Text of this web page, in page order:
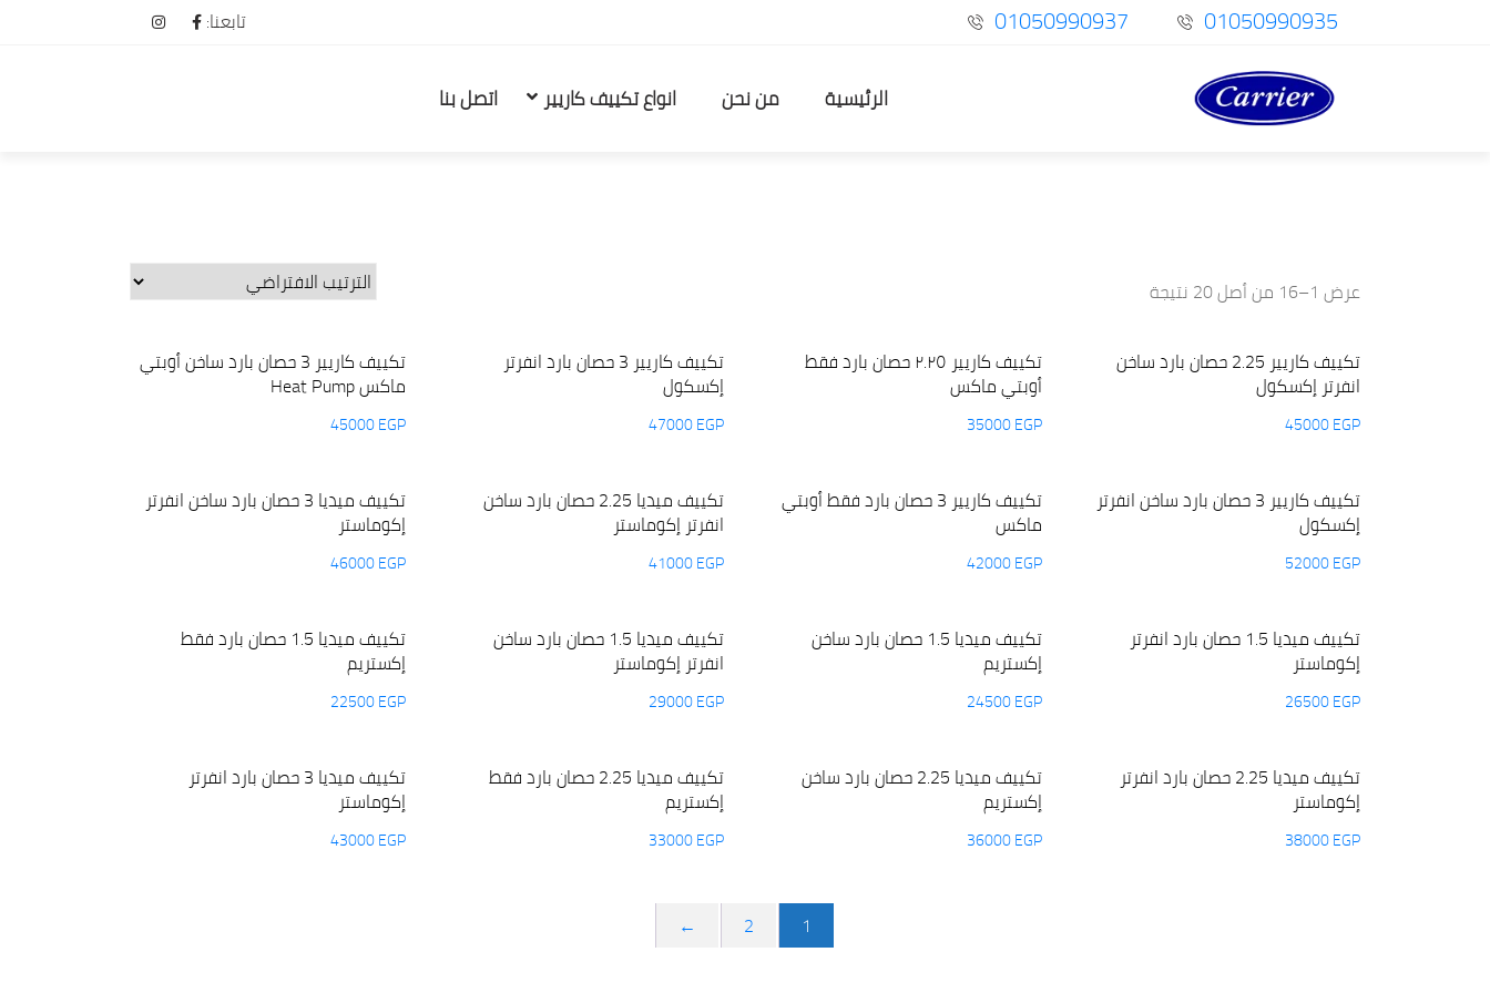
01050990937 01050990935 تابعنا:
الرئيسية من نحن انواع تكييف كاريير اتصل بنا
عرض 1–16 من أصل 20 نتيجة
تكييف كاريير 2.25 حصان بارد ساخن
انفرتر إكسكول
45000EGP
تكييف كاريير ٢.٢٥ حصان بارد فقط
أوبتي ماكس
35000EGP
تكييف كاريير 3 حصان بارد انفرتر
إكسكول
47000EGP
تكييف كاريير 3 حصان بارد ساخن أوبتي
ماكس Heat Pump
45000EGP
تكييف كاريير 3 حصان بارد ساخن انفرتر
إكسكول
52000EGP
تكييف كاريير 3 حصان بارد فقط أوبتي
ماكس
42000EGP
تكييف ميديا 2.25 حصان بارد ساخن
انفرتر إكوماستر
41000EGP
تكييف ميديا 3 حصان بارد ساخن انفرتر
إكوماستر
46000EGP
تكييف ميديا 1.5 حصان بارد انفرتر
إكوماستر
26500EGP
تكييف ميديا 1.5 حصان بارد ساخن
إكستريم
24500EGP
تكييف ميديا 1.5 حصان بارد ساخن
انفرتر إكوماستر
29000EGP
تكييف ميديا 1.5 حصان بارد فقط
إكستريم
22500EGP
تكييف ميديا 2.25 حصان بارد انفرتر
إكوماستر
38000EGP
تكييف ميديا 2.25 حصان بارد ساخن
إكستريم
36000EGP
تكييف ميديا 2.25 حصان بارد فقط
إكستريم
33000EGP
تكييف ميديا 3 حصان بارد انفرتر
إكوماستر
43000EGP
1
2
←